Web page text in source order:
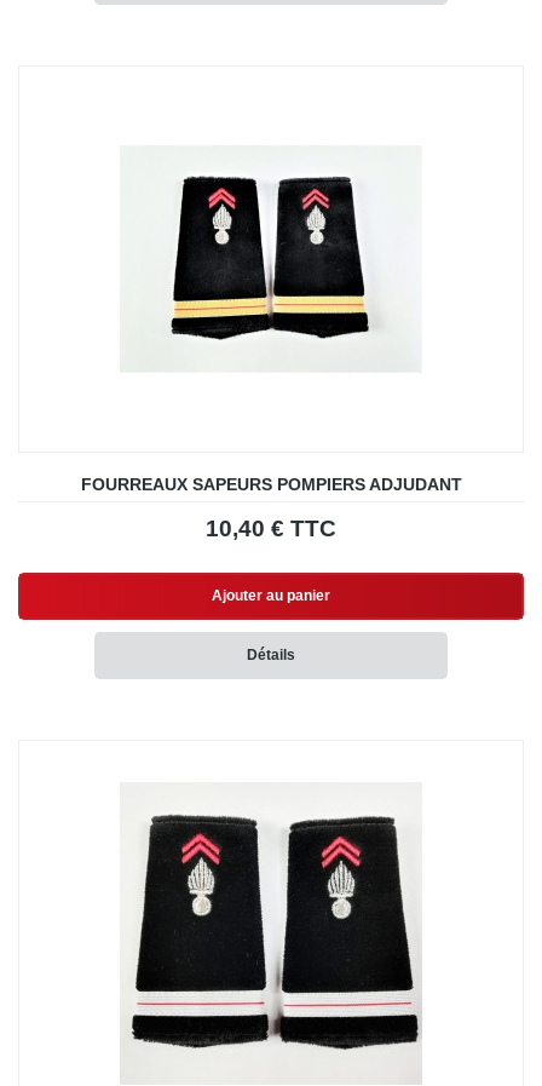
FOURREAUX SAPEURS POMPIERS ADJUDANT
10,40 € TTC
Ajouter au panier
Détails